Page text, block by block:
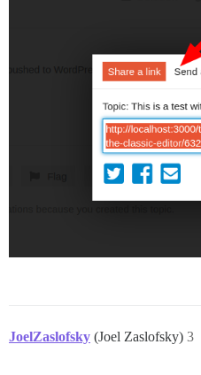
JoelZaslofsky (Joel Zaslofsky) 3